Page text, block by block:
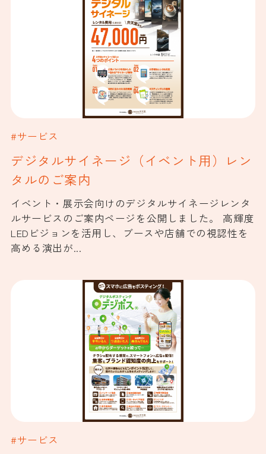
#サービス
デジタルサイネージ（イベント用）レン
タルのご案内
イベント・展示会向けのデジタルサイネージレンタ
ルサービスのご案内ページを公開しました。 高輝度
LEDビジョンを活用し、ブースや店舗での視認性を
高める演出が...
#サービス